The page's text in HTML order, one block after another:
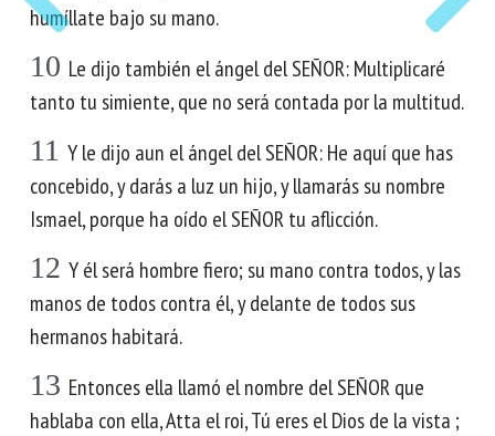
humíllate bajo su mano.
10 Le dijo también el ángel del SEÑOR: Multiplicaré
tanto tu simiente, que no será contada por la multitud.
11 Y le dijo aun el ángel del SEÑOR: He aquí que has
concebido, y darás a luz un hijo, y llamarás su nombre
Ismael, porque ha oído el SEÑOR tu aflicción.
12 Y él será hombre fiero; su mano contra todos, y las
manos de todos contra él, y delante de todos sus
hermanos habitará.
13 Entonces ella llamó el nombre del SEÑOR que
hablaba con ella, Atta el roi, Tú eres el Dios de la vista ;